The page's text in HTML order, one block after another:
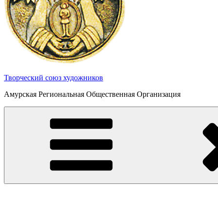
Творческий союз художников
Амурская Региональная Общественная Организация